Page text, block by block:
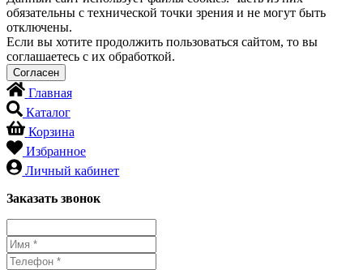
обязательны с технической точки зрения и не могут быть
отключены.
Если вы хотите продолжить пользоваться сайтом, то вы
соглашаетесь с их обработкой.
Главная
Каталог
Корзина
Избранное
Личный кабинет
Заказать звонок